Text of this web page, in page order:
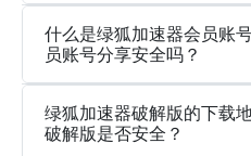
什么是绿狐加速器会员账
员账号分享安全吗？
绿狐加速器破解版的下载
破解版是否安全？